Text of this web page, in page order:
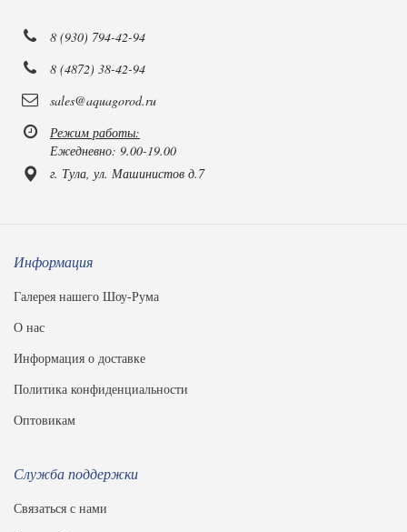
8 (930) 794-42-94
8 (4872) 38-42-94
sales@aquagorod.ru
Режим работы:
Ежедневно: 9.00-19.00
г. Тула, ул. Машинистов д.7
Информация
Галерея нашего Шоу-Рума
О нас
Информация о доставке
Политика конфиденциальности
Оптовикам
Служба поддержки
Связаться с нами